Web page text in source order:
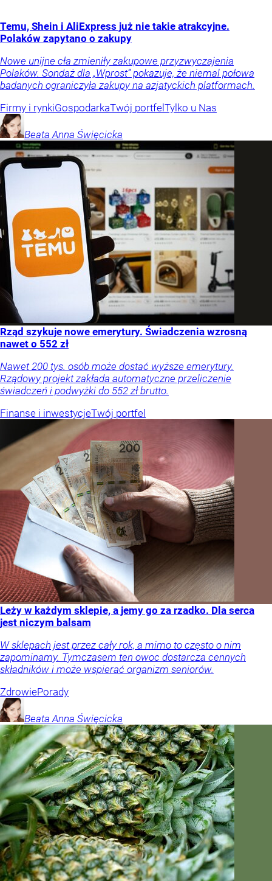
Temu, Shein i AliExpress już nie takie atrakcyjne.
Polaków zapytano o zakupy
Nowe unijne cła zmieniły zakupowe przyzwyczajenia
Polaków. Sondaż dla „Wprost” pokazuje, że niemal połowa
badanych ograniczyła zakupy na azjatyckich platformach.
Firmy i rynkiGospodarkaTwój portfel Tylko u Nas
Beata Anna Święcicka
Rząd szykuje nowe emerytury. Świadczenia wzrosną
nawet o 552 zł
Nawet 200 tys. osób może dostać wyższe emerytury.
Rządowy projekt zakłada automatyczne przeliczenie
świadczeń i podwyżki do 552 zł brutto.
Finanse i inwestycjeTwój portfel
Leży w każdym sklepie, a jemy go za rzadko. Dla serca
jest niczym balsam
W sklepach jest przez cały rok, a mimo to często o nim
zapominamy. Tymczasem ten owoc dostarcza cennych
składników i może wspierać organizm seniorów.
ZdrowiePorady
Beata Anna Święcicka